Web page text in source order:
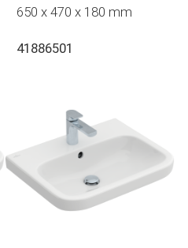
650 x 470 x 180 mm
41886501